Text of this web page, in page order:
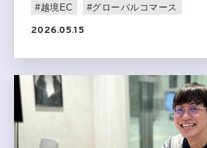
#越境EC
#グローバルコマース
2026.05.15